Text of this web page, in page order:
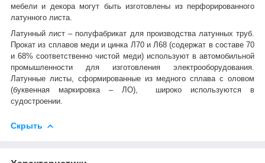
мебели и декора могут быть изготовлены из перфорированного
латунного листа.
Латунный лист – полуфабрикат для производства латунных труб.
Прокат из сплавов меди и цинка Л70 и Л68 (содержат в составе 70
и 68% соответственно чистой меди) используют в автомобильной
промышленности для изготовления электрооборудования.
Латунные листы, сформированные из медного сплава с оловом
(буквенная маркировка – ЛО), широко используются в
судостроении.
Скрыть